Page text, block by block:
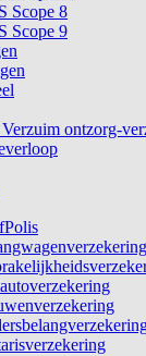
Scope 8
Scope 9
ontzorg-